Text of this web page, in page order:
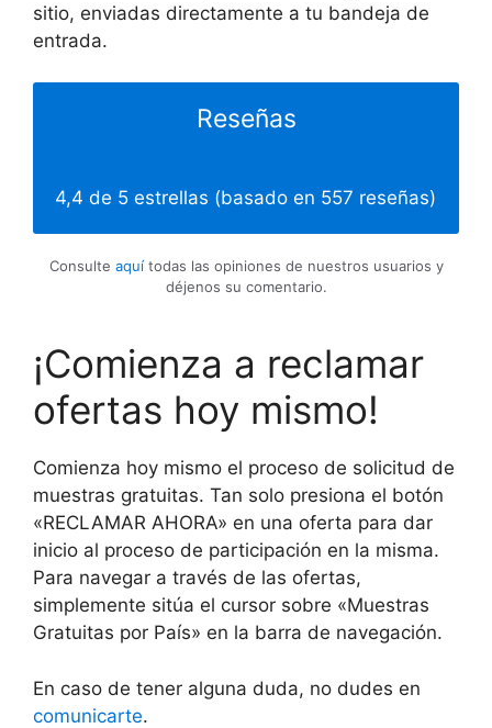
sitio, enviadas directamente a tu bandeja de
entrada.
Reseñas
4,4 de 5 estrellas (basado en 557 reseñas)
Consulte aquítodas las opiniones de nuestros usuarios y
déjenos su comentario.
¡Comienza a reclamar
ofertas hoy mismo!
Comienza hoy mismo el proceso de solicitud de
muestras gratuitas. Tan solo presiona el botón
«RECLAMAR AHORA» en una oferta para dar
inicio al proceso de participación en la misma.
Para navegar a través de las ofertas,
simplemente sitúa el cursor sobre «Muestras
Gratuitas por País» en la barra de navegación.
En caso de tener alguna duda, no dudes en
comunicarte.